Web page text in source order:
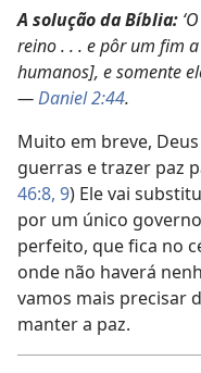
A solução da Bíblia:
reino . . . e pôr um fim
humanos], e somente
—Daniel 2:44.
Muito em breve,
guerras e trazer paz
46:8, 9) Ele vai
por um único
perfeito, que fica no
onde não haverá
vamos mais precisar
manter a paz.